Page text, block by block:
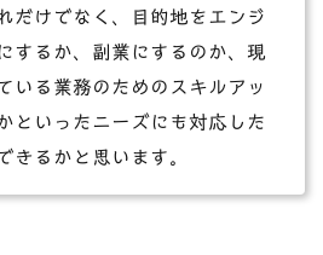
だけでなく、目的地をエンジ
するか、副業にするのか、現
いる業務のためのスキルアッ
といったニーズにも対応した
きるかと思います。